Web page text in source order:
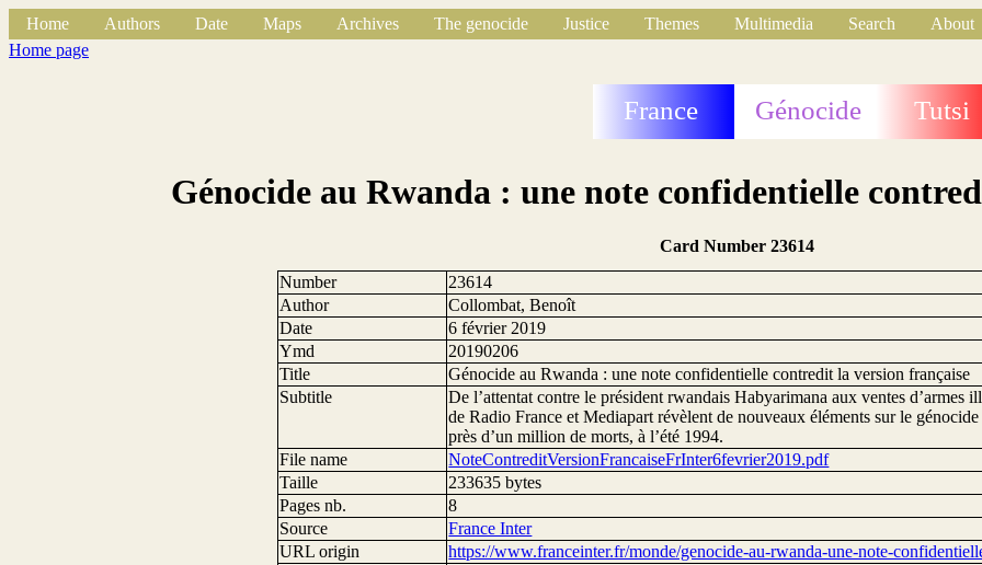
Home Authors Date Maps Archives The genocide Justice Themes Multimedia Search
About
Home page
France Génocide Tutsi
Génocide au Rwanda : une note confidentielle
Card Number 23614
Number
23614
Author
Collombat, Benoît
Date
6 février 2019
Ymd
20190206
Title
Génocide au Rwanda : une note confidentielle contredit la version française
Subtitle
De l’attentat contre le président rwandais Habyarimana aux ventes d’armes
de Radio France et Mediapart révèlent de nouveaux éléments sur le
près d’un million de morts, à l’été 1994.
File name
NoteContreditVersionFrancaiseFrInter6fevrier2019.pdf
Taille
233635 bytes
Pages nb.
8
Source
France Inter
URL origin
https://www.franceinter.fr/monde/genocide-au-rwanda-une-note-